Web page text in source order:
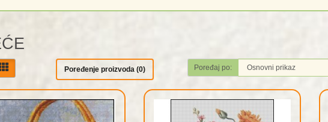
Poređenje proizvoda (0) Poređaj po: